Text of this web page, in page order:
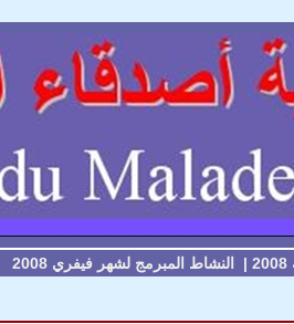
| النشاط المبرمج لشهر فيفري 2008